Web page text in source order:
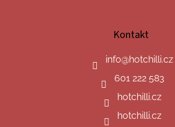
Kontakt
info@hotchilli.cz
601 222 583
hotchilli.cz
hotchilli.cz